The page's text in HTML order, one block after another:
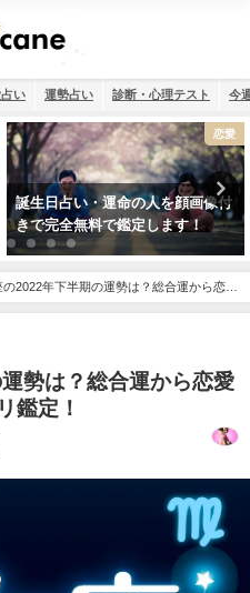
い 運勢占い 診断・心理テスト 今
おまじない
何もかもうまくいく強力開運待ち
受け2026年版【幸運待ち受け最強
無料】
2022年下半期の運勢は？総合運から恋愛
勢は？総合運から恋愛
鑑定！